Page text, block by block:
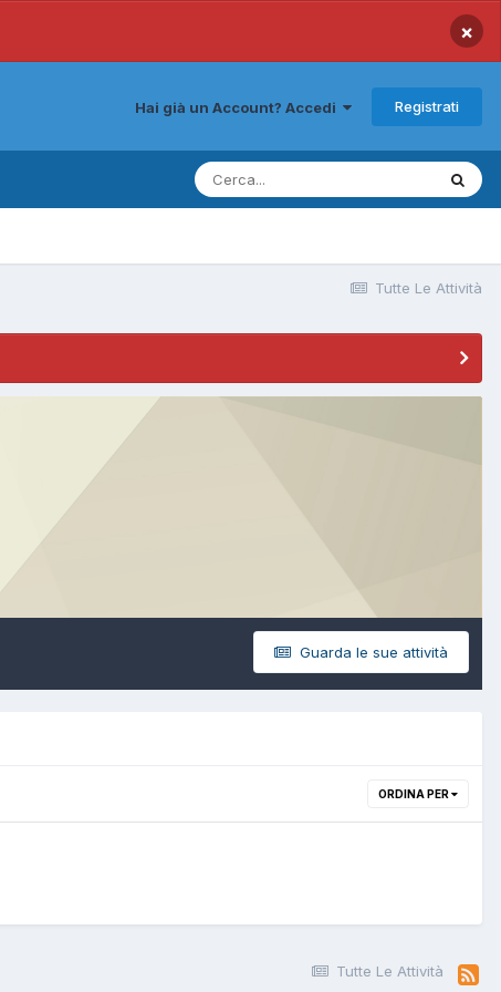
×
Hai già un Account? Accedi Registrati
Tutte Le Attività
Guarda le sue attività
ORDINA PER
Tutte Le Attività